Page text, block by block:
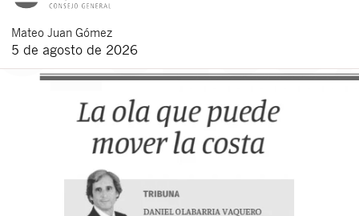
Mateo Juan Gómez
5 de agosto de 2026